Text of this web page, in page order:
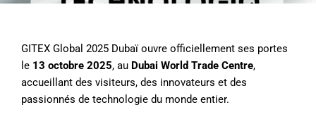
GITEX Global 2025 Dubaï ouvre officiellement ses portes
le 13 octobre 2025, au Dubai World Trade Centre,
accueillant des visiteurs, des innovateurs et des
passionnés de technologie du monde entier.